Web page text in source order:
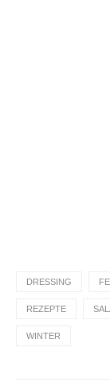
DRESSING
REZEPTE
WINTER